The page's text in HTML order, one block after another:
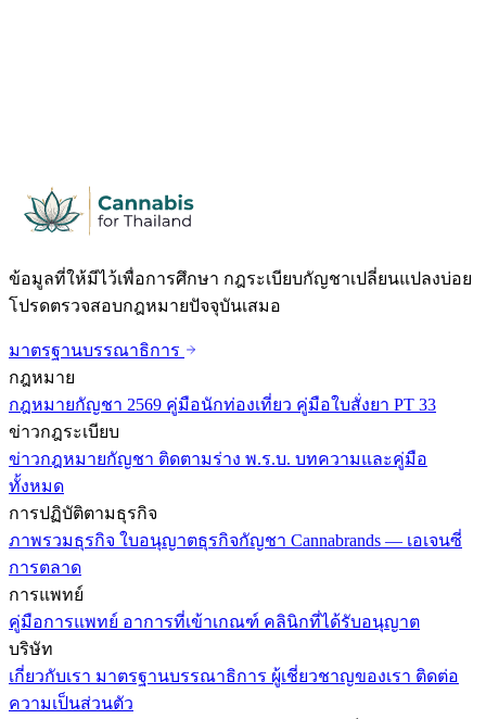
ข้อมูลที่ให้มีไว้เพื่อการศึกษา กฎระเบียบกัญชาเปลี่ยนแปลงบ่อย
โปรดตรวจสอบกฎหมายปัจจุบันเสมอ
มาตรฐานบรรณาธิการ
กฎหมาย
กฎหมายกัญชา 2569 คู่มือนักท่องเที่ยว คู่มือใบสั่งยา PT 33
ข่าวกฎระเบียบ
ข่าวกฎหมายกัญชา ติดตามร่าง พ.ร.บ. บทความและคู่มือ
ทั้งหมด
การปฏิบัติตามธุรกิจ
ภาพรวมธุรกิจ ใบอนุญาตธุรกิจกัญชา Cannabrands — เอเจนซี่
การตลาด
การแพทย์
คู่มือการแพทย์ อาการที่เข้าเกณฑ์ คลินิกที่ได้รับอนุญาต
บริษัท
เกี่ยวกับเรา มาตรฐานบรรณาธิการ ผู้เชี่ยวชาญของเรา ติดต่อ
ความเป็นส่วนตัว